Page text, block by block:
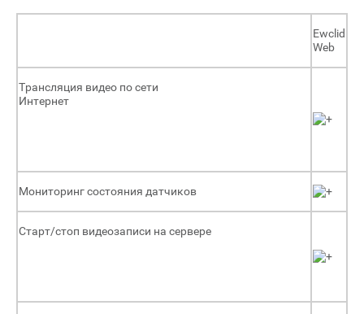
Ewclid
Web
Трансляция видео по сети
Интернет
Мониторинг состояния датчиков
Старт/стоп видеозаписи на сервере